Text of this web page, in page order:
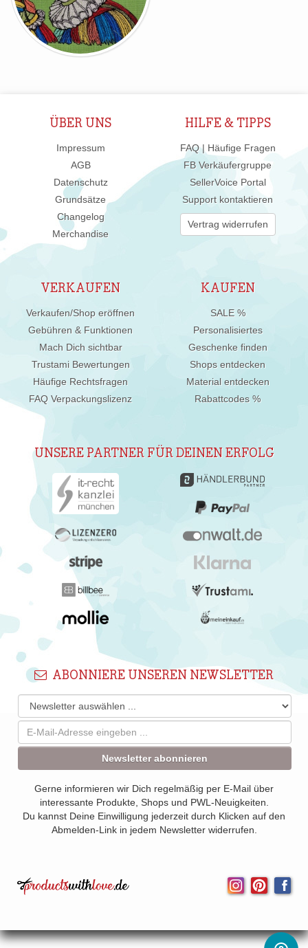
ÜBER UNS
Impressum
AGB
Datenschutz
Grundsätze
Changelog
Merchandise
HILFE & TIPPS
FAQ | Häufige Fragen
FB Verkäufergruppe
SellerVoice Portal
Support kontaktieren
Vertrag widerrufen
VERKAUFEN
Verkaufen/Shop eröffnen
Gebühren & Funktionen
Mach Dich sichtbar
Trustami Bewertungen
Häufige Rechtsfragen
FAQ Verpackungslizenz
KAUFEN
SALE %
Personalisiertes
Geschenke finden
Shops entdecken
Material entdecken
Rabattcodes %
UNSERE PARTNER FÜR DEINEN ERFOLG
ABONNIERE UNSEREN NEWSLETTER
Newsletter abonnieren
Gerne informieren wir Dich regelmäßig per E-Mail über
interessante Produkte, Shops und PWL-Neuigkeiten.
Du kannst Deine Einwilligung jederzeit durch Klicken auf den
Abmelden-Link in jedem Newsletter widerrufen.